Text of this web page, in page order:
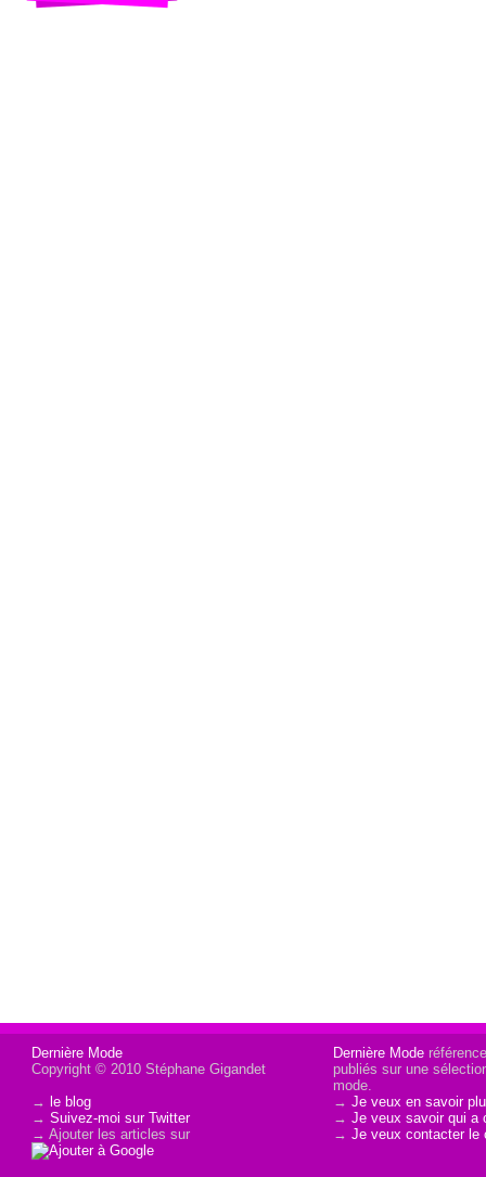
Dernière Mode
Copyright © 2010 Stéphane Gigandet
→le blog
→Suivez-moi sur Twitter
→ Ajouter les articles sur
Dernière Mode
publiés sur une
mode.
→Je veux en savoir
→Je veux savoir qui a
→Je veux contacter le